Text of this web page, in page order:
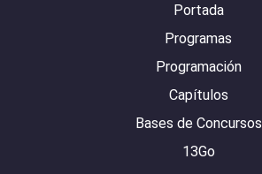
Portada
Programas
Programación
Capítulos
Bases de Concursos
13Go